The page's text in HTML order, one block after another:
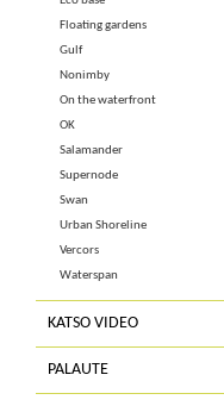
Floating gardens
Gulf
Nonimby
On the waterfront
OK
Salamander
Supernode
Swan
Urban Shoreline
Vercors
Waterspan
KATSO VIDEO
PALAUTE